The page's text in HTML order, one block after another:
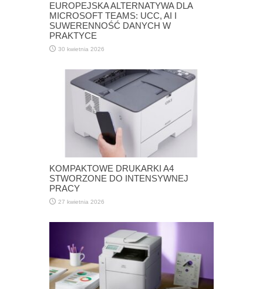
EUROPEJSKA ALTERNATYWA DLA
MICROSOFT TEAMS: UCC, AI I
SUWERENNOŚĆ DANYCH W
PRAKTYCE
30 kwietnia 2026
KOMPAKTOWE DRUKARKI A4
STWORZONE DO INTENSYWNEJ
PRACY
27 kwietnia 2026